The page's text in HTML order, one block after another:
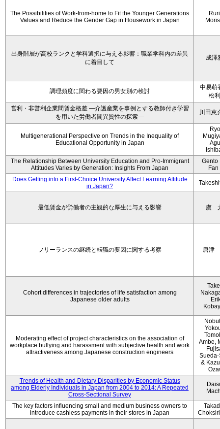
The Possibilities of Work-from-home to Fit the Younger Generations
Values and Reduce the Gender Gap in Housework in Japan
出身階層が高校ランクと学科選択に与える影響：職業学科内の差異
に着目して
成澤
調理頻度に関わる要因の男女別の検討
中易萌
松
営利・非営利企業間賃金格差 ―介護産業を事例とする教師付き学習
を用いた労働者間異質性の探索―
川田恵
Multigenerational Perspective on Trends in the Inequality of
Educational Opportunity in Japan
The Relationship Between University Education and Pro-Immigrant
Attitudes Varies by Generation: Insights From Japan
Gento
Does Getting into a First-Choice University Affect Learning Attitude
in Japan?
最低賃金が労働者の主観的な厚生に与える影響 虞
フリーランスの継続と転職の要因に関する考察 唐津
Cohort differences in trajectories of life satisfaction among
Japanese older adults
Moderating effect of project characteristics on the association of
workplace bullying and harassment with subjective health and work
attractiveness among Japanese construction engineers
Ambe,
&
Trends of Health and Dietary Disparities by Economic Status
among Elderly Individuals in Japan from 2004 to 2014: A Repeated
Cross-Sectional Survey
The key factors influencing small and medium business owners to
introduce cashless payments in their stores in Japan